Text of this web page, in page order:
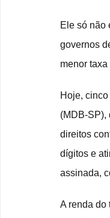
Ele só não
governos
menor
Hoje,
(MDB-SP),
direitos
dígitos e
assinada,
A renda do